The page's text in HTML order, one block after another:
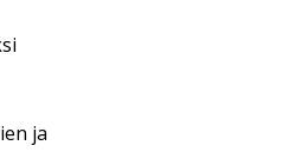
ja